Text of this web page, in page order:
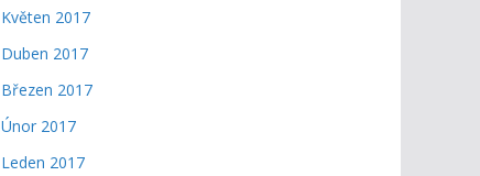
Květen 2017
Duben 2017
Březen 2017
Únor 2017
Leden 2017